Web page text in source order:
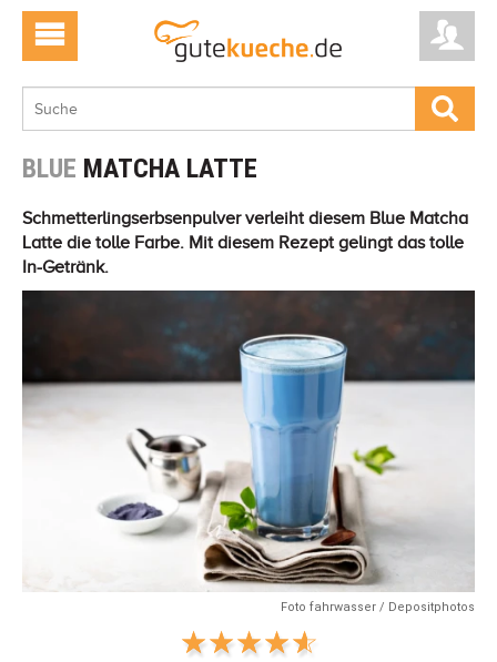
BLUE MATCHA LATTE
Schmetterlingserbsenpulver verleiht diesem Blue Matcha
Latte die tolle Farbe. Mit diesem Rezept gelingt das tolle
In-Getränk.
Foto fahrwasser / Depositphotos